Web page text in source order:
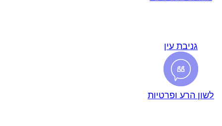
גניבת עין
לשון הרע ופרטיות